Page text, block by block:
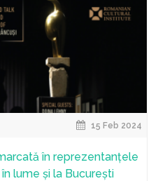
15 Feb 2024
în reprezentanțele
lume și la București